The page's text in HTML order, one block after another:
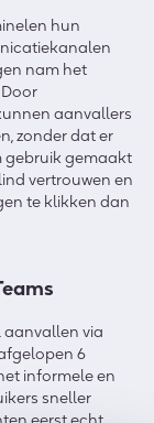
hun
nam het
aanvallers
zonder dat er
gebruik gemaakt
vertrouwen en
te klikken dan
aanvallen via
6
informele en
sneller